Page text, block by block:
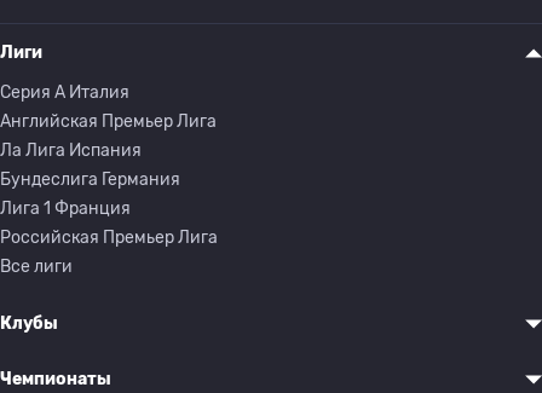
Лиги
Серия A Италия
Английская Премьер Лига
Ла Лига Испания
Бундеслига Германия
Лига 1 Франция
Российская Премьер Лига
Все лиги
Клубы
Чемпионаты